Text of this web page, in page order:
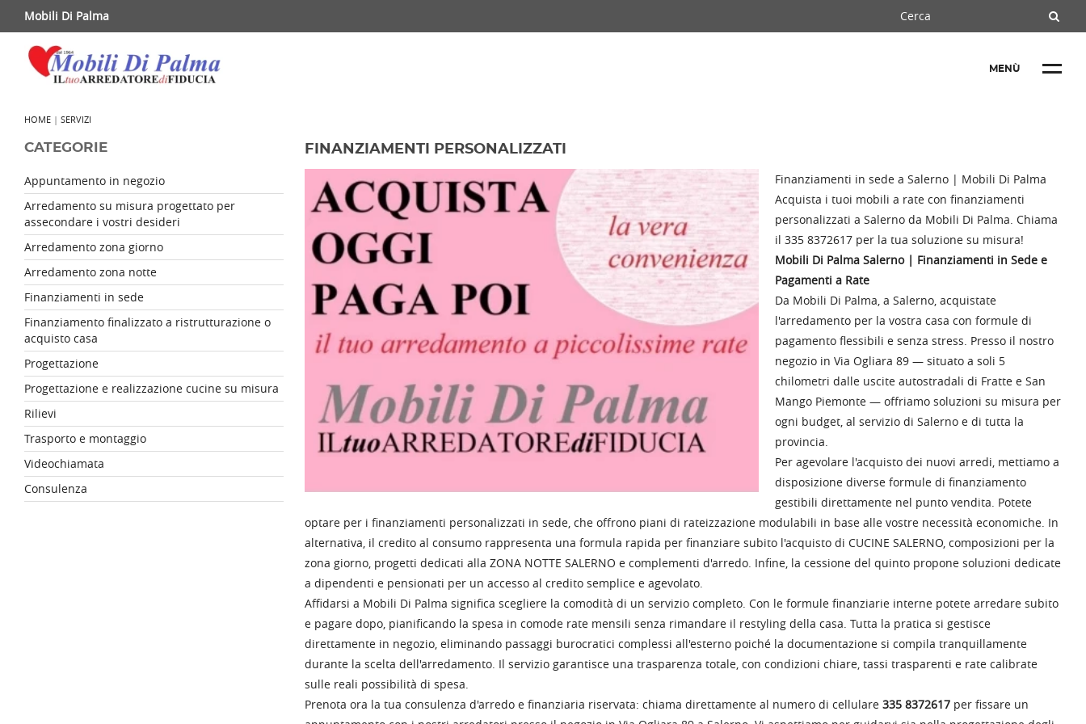
Mobili Di Palma
MENÙ
HOME | SERVIZI
CATEGORIE
Appuntamento in negozio
Arredamento su misura progettato per
assecondare i vostri desideri
Arredamento zona giorno
Arredamento zona notte
Finanziamenti in sede
Finanziamento finalizzato a ristrutturazione o
acquisto casa
Progettazione
Progettazione e realizzazione cucine su misura
Rilievi
Trasporto e montaggio
Videochiamata
Consulenza
FINANZIAMENTI PERSONALIZZATI
Finanziamenti in sede a Salerno | Mobili Di Palma
Acquista i tuoi mobili a rate con finanziamenti
personalizzati a Salerno da Mobili Di Palma. Chiama
il 335 8372617 per la tua soluzione su misura!
Mobili Di Palma Salerno | Finanziamenti in Sede e
Pagamenti a Rate
Da Mobili Di Palma, a Salerno, acquistate
l'arredamento per la vostra casa con formule di
pagamento flessibili e senza stress. Presso il nostro
negozio in Via Ogliara 89 — situato a soli 5
chilometri dalle uscite autostradali di Fratte e San
Mango Piemonte — offriamo soluzioni su misura per
ogni budget, al servizio di Salerno e di tutta la
provincia.
Per agevolare l'acquisto dei nuovi arredi, mettiamo a
disposizione diverse formule di finanziamento
gestibili direttamente nel punto vendita. Potete
optare per i finanziamenti personalizzati in sede, che offrono piani di rateizzazione modulabili in base alle vostre necessità economiche. In
alternativa, il credito al consumo rappresenta una formula rapida per finanziare subito l'acquisto di CUCINE SALERNO, composizioni per la
zona giorno, progetti dedicati alla ZONA NOTTE SALERNO e complementi d'arredo. Infine, la cessione del quinto propone soluzioni dedicate
a dipendenti e pensionati per un accesso al credito semplice e agevolato.
Affidarsi a Mobili Di Palma significa scegliere la comodità di un servizio completo. Con le formule finanziarie interne potete arredare subito
e pagare dopo, pianificando la spesa in comode rate mensili senza rimandare il restyling della casa. Tutta la pratica si gestisce
direttamente in negozio, eliminando passaggi burocratici complessi all'esterno poiché la documentazione si compila tranquillamente
durante la scelta dell'arredamento. Il servizio garantisce una trasparenza totale, con condizioni chiare, tassi trasparenti e rate calibrate
sulle reali possibilità di spesa.
Prenota ora la tua consulenza d'arredo e finanziaria riservata: chiama direttamente al numero di cellulare 335 8372617per fissare un